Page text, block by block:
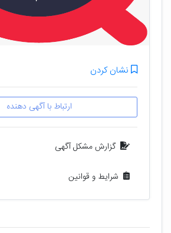
نشان کردن
ارتباط با آگهی دهنده
گزارش مشکل آگهی
شرایط و قوانین